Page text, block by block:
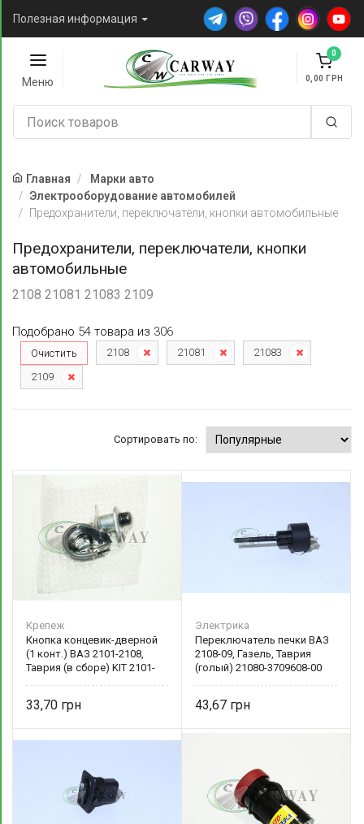
Полезная информация
Меню
0
0,00
Главная
Марки авто
Электрооборудование автомобилей
Предохранители, переключатели, кнопки автомобильные
Предохранители, переключатели, кнопки
автомобильные
2108 21081 21083 2109
Подобрано 54 товара из 306
Очистить 2108 21081
21083
2109
Сортировать по:
Крепеж
Кнопка концевик-дверной
(1 конт.) ВАЗ 2101-2108,
Таврия (в сборе) KIT 2101-
33,70
Электрика
Переключатель печки ВАЗ
2108-09, Газель, Таврия
(голый) 21080-3709608-00
43,67